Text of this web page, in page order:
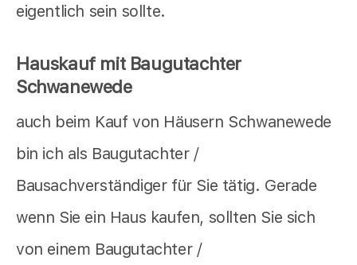
eigentlich sein sollte.
Hauskauf mit Baugutachter
Schwanewede
auch beim Kauf von Häusern Schwanewede
bin ich als Baugutachter /
Bausachverständiger für Sie tätig. Gerade
wenn Sie ein Haus kaufen, sollten Sie sich
von einem Baugutachter /